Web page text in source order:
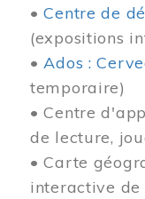
•Centre de
(expositions
•Ados :
temporaire)
• Centre
de lecture,
• Carte
interactive de